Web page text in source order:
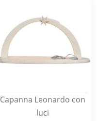
Capanna Leonardo con
luci